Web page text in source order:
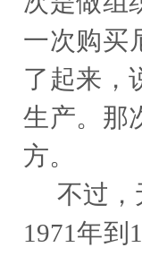
一次购买
了起来，
生产。那
方。
不过，
1971年到